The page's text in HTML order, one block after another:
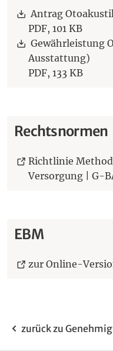
Download:
Antrag
PDF, 101 KB
Download:
Gewährleistung
Ausstattung)
PDF, 133 KB
Rechtsnormen
Richtlinie
Versorgung | G-
EBM
zur Online-
zurück zu